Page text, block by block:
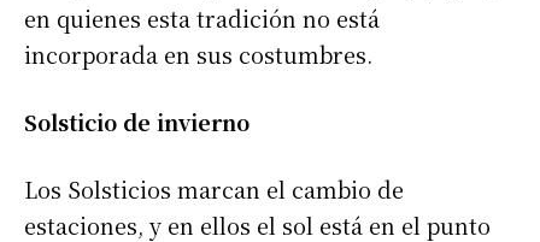
en quienes esta tradición no está
incorporada en sus costumbres.
Solsticio de invierno
Los Solsticios marcan el cambio de
estaciones, y en ellos el sol está en el punto